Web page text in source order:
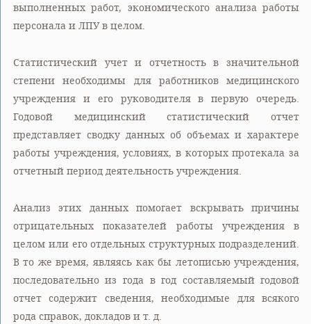
выполненных работ, экономического анализа работы
персонала и ЛПУ в целом.
Статистический учет и отчетность в значительной
степени необходимы для работников медицинского
учреждения и его руководителя в первую очередь.
Годовой медицинский статистический отчет
представляет сводку данных об объемах и характере
работы учреждения, условиях, в которых протекала за
отчетный период деятельность учреждения.
Анализ этих данных помогает вскрывать причины
отрицательных показателей работы учреждения в
целом или его отдельных структурных подразделений.
В то же время, являясь как бы летописью учреждения,
последовательно из года в год составляемый годовой
отчет содержит сведения, необходимые для всякого
рода справок, докладов и т. д.